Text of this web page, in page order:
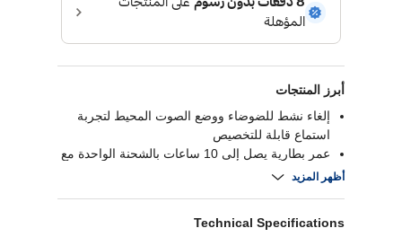
أبرز المنتجات
إلغاء نشط للضوضاء ووضع الصوت المحيط لتجربة
استماع قابلة للتخصيص
عمر بطارية يصل إلى 10 ساعات بالشحنة الواحدة مع
29 ساعة إضافية باستخدام علبة الشحن
اتصال سلس بأجهزة سامسونج مع دعم الاقتران
أظهر المزيد
Technical Specifications